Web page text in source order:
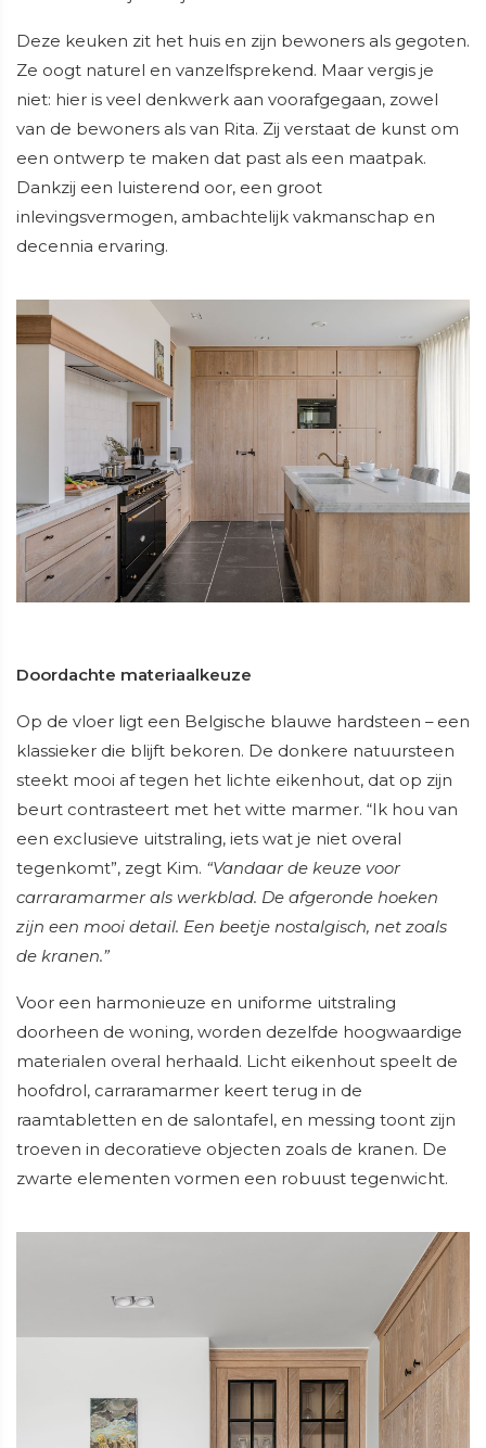
Deze keuken zit het huis en zijn bewoners als gegoten.
Ze oogt naturel en vanzelfsprekend. Maar vergis je
niet: hier is veel denkwerk aan voorafgegaan, zowel
van de bewoners als van Rita. Zij verstaat de kunst om
een ontwerp te maken dat past als een maatpak.
Dankzij een luisterend oor, een groot
inlevingsvermogen, ambachtelijk vakmanschap en
decennia ervaring.
Doordachte materiaalkeuze
Op de vloer ligt een Belgische blauwe hardsteen – een
klassieker die blijft bekoren. De donkere natuursteen
steekt mooi af tegen het lichte eikenhout, dat op zijn
beurt contrasteert met het witte marmer. “Ik hou van
een exclusieve uitstraling, iets wat je niet overal
tegenkomt”, zegt Kim. “Vandaar de keuze voor
carraramarmer als werkblad. De afgeronde hoeken
zijn een mooi detail. Een beetje nostalgisch, net zoals
de kranen.”
Voor een harmonieuze en uniforme uitstraling
doorheen de woning, worden dezelfde hoogwaardige
materialen overal herhaald. Licht eikenhout speelt de
hoofdrol, carraramarmer keert terug in de
raamtabletten en de salontafel, en messing toont zijn
troeven in decoratieve objecten zoals de kranen. De
zwarte elementen vormen een robuust tegenwicht.